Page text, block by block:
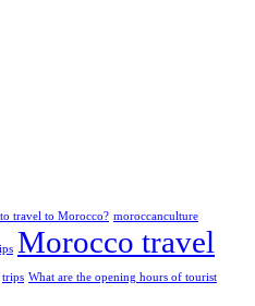
travel to Morocco? moroccanculture
Morocco travel
trips What are the opening hours of tourist